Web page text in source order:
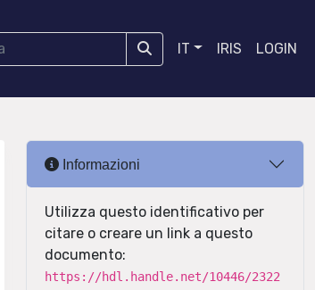
IT IRIS LOGIN
Informazioni
Utilizza questo identificativo per
citare o creare un link a questo
documento:
https://hdl.handle.net/10446/2322